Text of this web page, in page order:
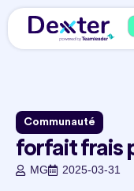
Communauté
forfait frais
MG 2025-03-31